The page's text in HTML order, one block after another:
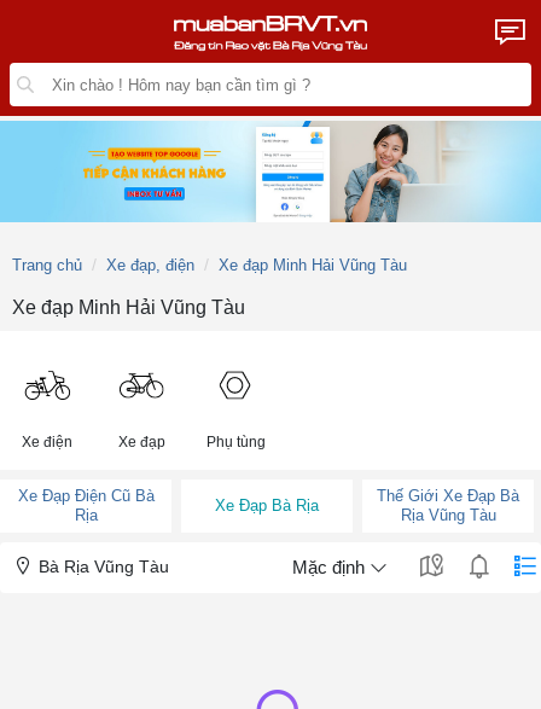
Trang chủ Xe đạp, điện Xe đạp Minh Hải Vũng Tàu
Xe đạp Minh Hải Vũng Tàu
Xe điện Xe đạp Phụ tùng
Xe Đạp Điện Cũ Bà
Rịa
Xe Đạp Bà Rịa
Thế Giới Xe Đạp Bà
Rịa Vũng Tàu
Bà Rịa Vũng Tàu Mặc định